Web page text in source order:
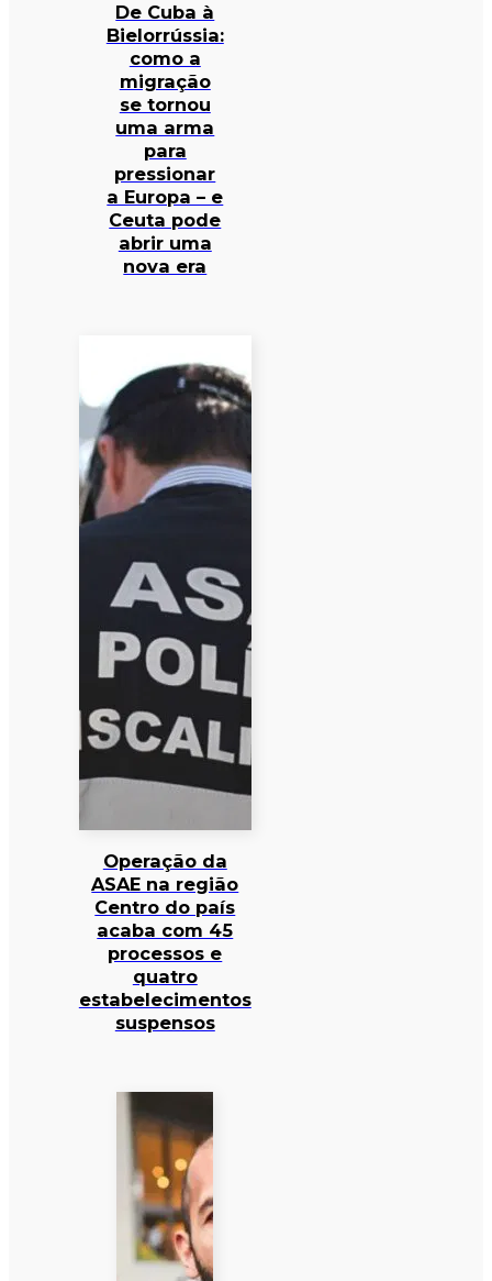
De Cuba à
Bielorrússia:
como a
migração
se tornou
uma arma
para
pressionar
a Europa – e
Ceuta pode
abrir uma
nova era
Operação da
ASAE na região
Centro do país
acaba com 45
processos e
quatro
estabelecimentos
suspensos